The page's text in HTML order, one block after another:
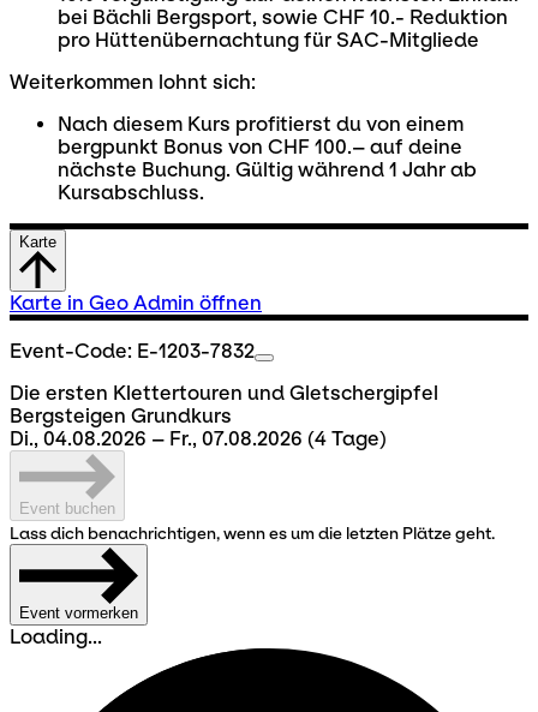
bei Bächli Bergsport, sowie CHF 10.- Reduktion
pro Hüttenübernachtung für SAC-Mitgliede
Weiterkommen lohnt sich:
Nach diesem Kurs profitierst du von einem
bergpunkt Bonus von CHF 100.– auf deine
nächste Buchung. Gültig während 1 Jahr ab
Kursabschluss.
Karte
Karte in Geo Admin öffnen
Event-Code: E-1203-7832
Die ersten Klettertouren und Gletschergipfel
Bergsteigen Grundkurs
Di., 04.08.2026 – Fr., 07.08.2026 (4 Tage)
Event buchen
Lass dich benachrichtigen, wenn es um die letzten Plätze geht.
Event vormerken
Loading...